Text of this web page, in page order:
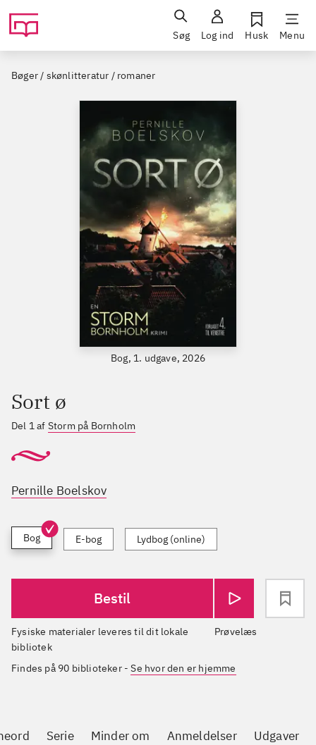
Søg Log ind Husk Menu
Bøger / skønlitteratur / romaner
Bog, 1. udgave, 2026
Sort ø
Del 1 af Storm på Bornholm
Pernille Boelskov
Bog E-bog Lydbog (online)
Bestil
Prøvelæs
Fysiske materialer leveres til dit lokale
bibliotek
Findes på 90 biblioteker-Se hvor den er hjemme
Serie Minder om Anmeldelser Udgaver